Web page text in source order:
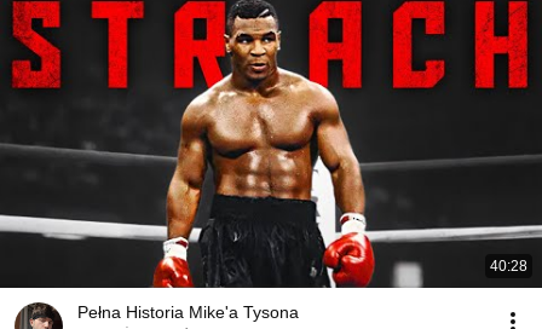
40:28
Pełna Historia Mike'a Tysona